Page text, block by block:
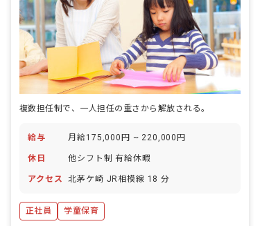
複数担任制で、一人担任の重さから解放される。
給与 月給175,000円 ~ 220,000円
休日 他シフト制 有給休暇
アクセス 北茅ケ崎 JR相模線 18 分
正社員 学童保育